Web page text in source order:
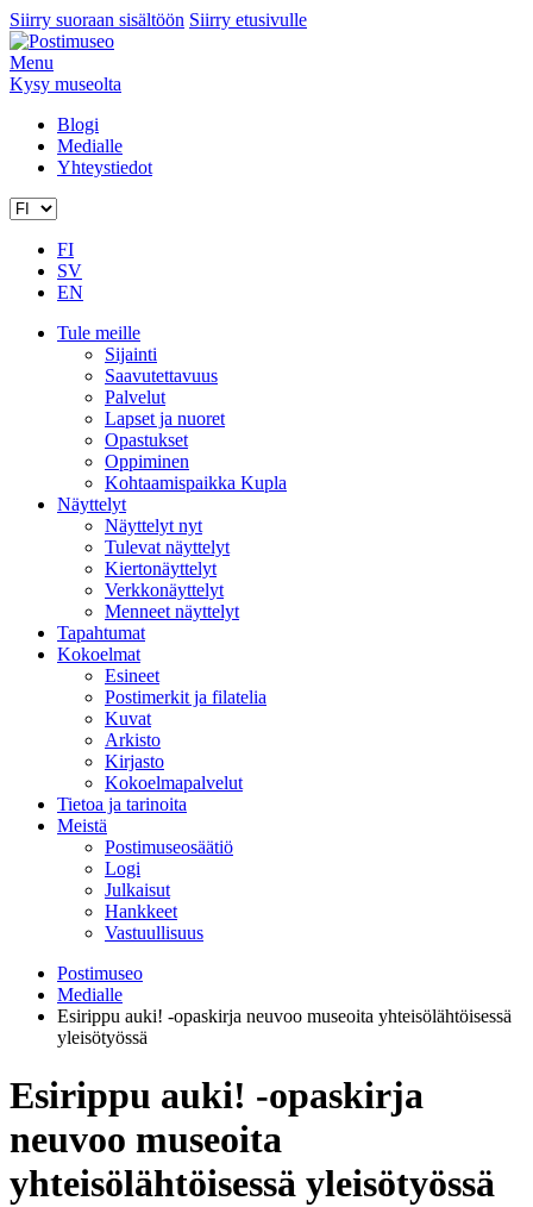
Siirry suoraan sisältöön Siirry etusivulle
Menu
Kysy museolta
Blogi
Medialle
Yhteystiedot
FI
SV
EN
Tule meille
Sijainti
Saavutettavuus
Palvelut
Lapset ja nuoret
Opastukset
Oppiminen
Kohtaamispaikka Kupla
Näyttelyt
Näyttelyt nyt
Tulevat näyttelyt
Kiertonäyttelyt
Verkkonäyttelyt
Menneet näyttelyt
Tapahtumat
Kokoelmat
Esineet
Postimerkit ja filatelia
Kuvat
Arkisto
Kirjasto
Kokoelmapalvelut
Tietoa ja tarinoita
Meistä
Postimuseosäätiö
Logi
Julkaisut
Hankkeet
Vastuullisuus
Postimuseo
Medialle
Esirippu auki! -opaskirja neuvoo museoita yhteisölähtöisessä
yleisötyössä
Esirippu auki! -opaskirja
neuvoo museoita
yhteisölähtöisessä yleisötyössä